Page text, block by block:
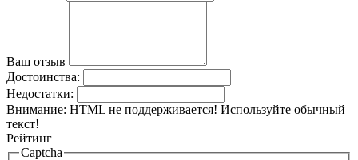
Ваш отзыв
Достоинства:
Недостатки:
Внимание: HTML не поддерживается! Используйте обычный
текст!
Рейтинг
Captcha